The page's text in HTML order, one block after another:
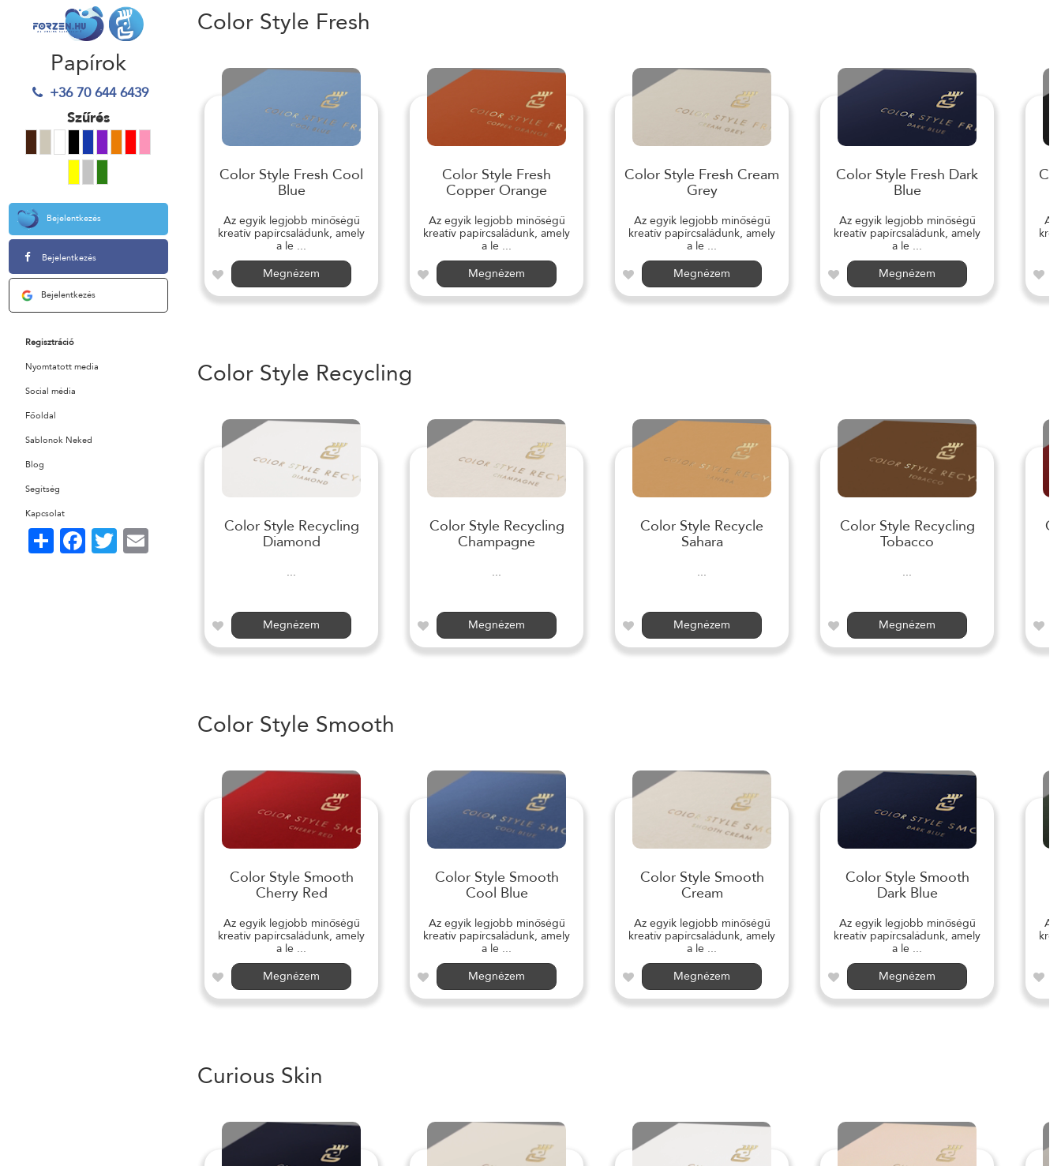
Papírok
+36 70 644 6439
Szűrés
Bejelentkezés
Bejelentkezés
Bejelentkezés
Regisztráció
Nyomtatott media
Social média
Főoldal
Sablonok Neked
Blog
Segítség
Kapcsolat
Share FacebookTwitterEmail
Color Style Fresh
Color Style Fresh Cool
Blue
Az egyik legjobb minőségű
kreatív papírcsaládunk, amely
a le ...
Megnézem
Color Style Fresh
Copper Orange
Az egyik legjobb minőségű
kreatív papírcsaládunk, amely
a le ...
Megnézem
Color Style Fresh Cream
Grey
Az egyik legjobb minőségű
kreatív papírcsaládunk, amely
a le ...
Megnézem
Color Style Fresh Dark
Blue
Az egyik legjobb minőségű
kreatív papírcsaládunk, amely
a le ...
Megnézem
Az
Color Style Recycling
Color Style Recycling
Diamond
...
Megnézem
Color Style Recycling
Champagne
...
Megnézem
Color Style Recycle
Sahara
...
Megnézem
Color Style Recycling
Tobacco
...
Megnézem
Color Style Smooth
Color Style Smooth
Cherry Red
Az egyik legjobb minőségű
kreatív papírcsaládunk, amely
a le ...
Megnézem
Color Style Smooth
Cool Blue
Az egyik legjobb minőségű
kreatív papírcsaládunk, amely
a le ...
Megnézem
Color Style Smooth
Cream
Az egyik legjobb minőségű
kreatív papírcsaládunk, amely
a le ...
Megnézem
Color Style Smooth
Dark Blue
Az egyik legjobb minőségű
kreatív papírcsaládunk, amely
a le ...
Megnézem
Az
Curious Skin